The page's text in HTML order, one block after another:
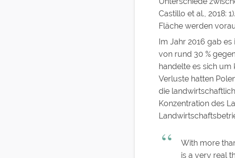
Castillo et al., 2018:
Fläche werden
Im Jahr 2016 gab
von rund 30 %
handelte es sich um
Verluste hatten
die
Konzentration des
With more
is a very real